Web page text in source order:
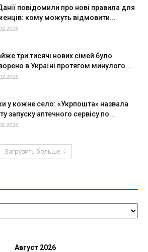
повідомили про нові правила для
кому можуть відмовити...
три тисячі нових сімей було
в Україні протягом минулого...
у кожне село: «Укрпошта» назвала
запуску аптечного сервісу по...
Загрузить больше
Август 2026